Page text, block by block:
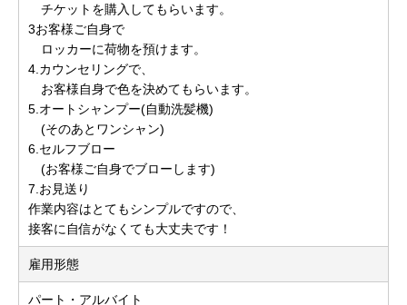
チケットを購入してもらいます。
3お客様ご自身で
ロッカーに荷物を預けます。
4.カウンセリングで、
お客様自身で色を決めてもらいます。
5.オートシャンプー(自動洗髪機)
(そのあとワンシャン)
6.セルフブロー
(お客様ご自身でブローします)
7.お見送り
作業内容はとてもシンプルですので、
接客に自信がなくても大丈夫です！
雇用形態
パート・アルバイト